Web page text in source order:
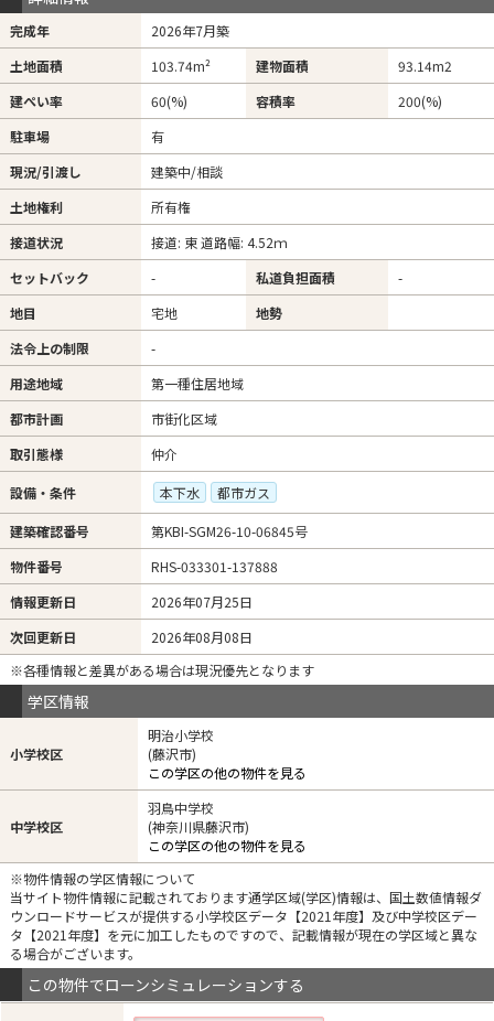
完成年
2026年7月築
土地面積
103.74m² 建物面積 93.14m2
建ぺい率
60(%) 容積率
200(%)
駐車場
有
現況/引渡し
建築中/相談
土地権利
所有権
接道状況
接道: 東 道路幅: 4.52ｍ
セットバック
- 私道負担面積
-
地目
宅地
地勢
法令上の制限
-
用途地域
第一種住居地域
都市計画
市街化区域
取引態様
仲介
設備・条件 本下水 都市ガス
建築確認番号
第KBI-SGM26-10-06845号
物件番号
RHS-033301-137888
情報更新日
2026年07月25日
次回更新日
2026年08月08日
※各種情報と差異がある場合は現況優先となります
学区情報
小学校区
明治小学校
(藤沢市)
この学区の他の物件を見る
中学校区
羽鳥中学校
(神奈川県藤沢市)
この学区の他の物件を見る
※物件情報の学区情報について
当サイト物件情報に記載されております通学区域(学区)情報は、国土数値情報ダ
ウンロードサービスが提供する小学校区データ【2021年度】及び中学校区デー
タ【2021年度】を元に加工したものですので、記載情報が現在の学区域と異な
る場合がございます。
この物件でローンシミュレーションする